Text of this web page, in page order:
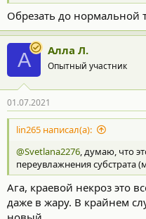
Обрезать до нормальной
А Алла Л.
Опытный участник
01.07.2021
lin265 написал(а):
@Svetlana2276, думаю, что
переувлажнения субстрата
Ага, краевой некроз это
даже в жару. В крайнем